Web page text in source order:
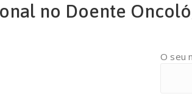
no Doente
O seu